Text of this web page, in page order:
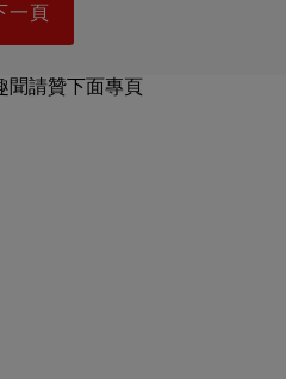
一頁
聞請贊下面專頁